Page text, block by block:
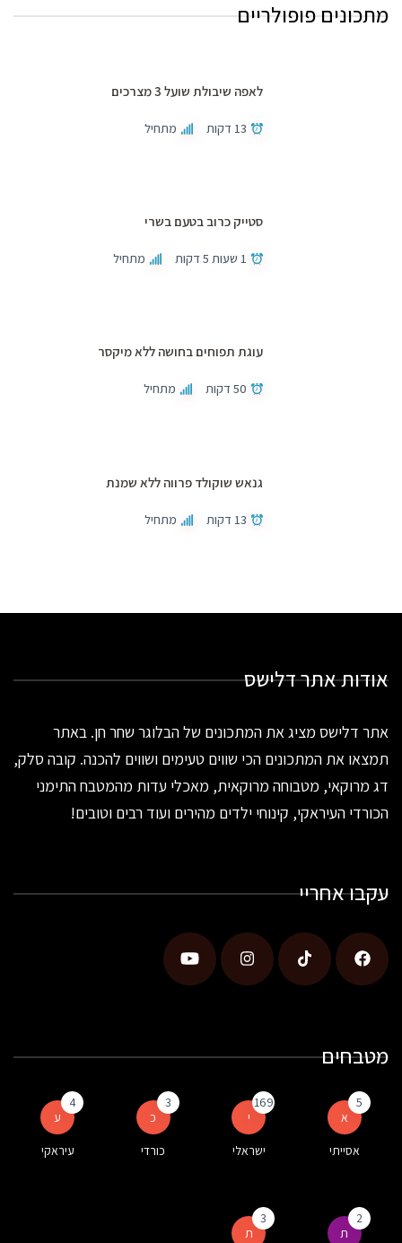
מתכונים פופולריים
לאפה שיבולת שועל 3 מצרכים
13 דקות מתחיל
סטייק כרוב בטעם בשרי
1 שעות 5 דקות מתחיל
עוגת תפוחים בחושה ללא מיקסר
50 דקות מתחיל
גנאש שוקולד פרווה ללא שמנת
13 דקות מתחיל
אודות אתר דלישס
אתר דלישס מציג את המתכונים של הבלוגר שחר חן. באתר
תמצאו את המתכונים הכי שווים טעימים ושווים להכנה. קובה סלק,
דג מרוקאי, מטבוחה מרוקאית, מאכלי עדות מהמטבח התימני
הכורדי העיראקי, קינוחי ילדים מהירים ועוד רבים וטובים!
עקבו אחריי
מטבחים
א
5
אסייתי
י
169
ישראלי
כ
3
כורדי
ע
4
עיראקי
ת
2
ת
3